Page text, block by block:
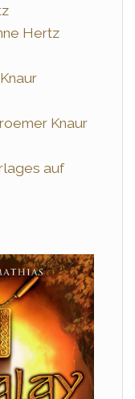
Hertz
Knaur
auf